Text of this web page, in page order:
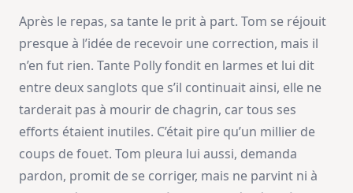
Après le repas, sa tante le prit à part. Tom se réjouit
presque à l’idée de recevoir une correction, mais il
n’en fut rien. Tante Polly fondit en larmes et lui dit
entre deux sanglots que s’il continuait ainsi, elle ne
tarderait pas à mourir de chagrin, car tous ses
efforts étaient inutiles. C’était pire qu’un millier de
coups de fouet. Tom pleura lui aussi, demanda
pardon, promit de se corriger, mais ne parvint ni à